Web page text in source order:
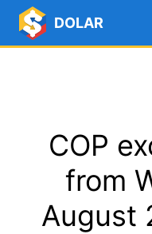
DOLAR
COP
from
August